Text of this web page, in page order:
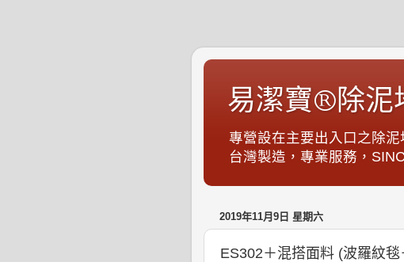
易潔寶®除泥
專營設在主要出入口之除
台灣製造，專業服務，
2019年11月9日 星期六
ES302＋混搭面料 (波羅紋